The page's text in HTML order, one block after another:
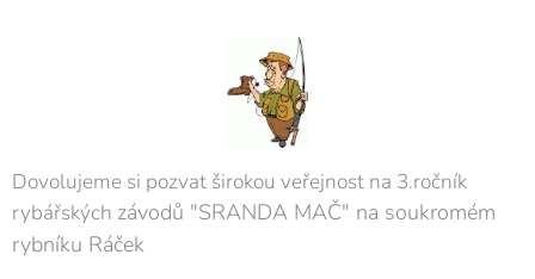
Dovolujeme si pozvat širokou veřejnost na 3.ročník
rybářských závodů "SRANDA MAČ" na soukromém
rybníku Ráček